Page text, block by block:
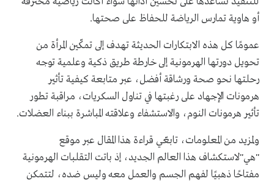
أو هاوية تمارس الرياضة للحفاظ على صحتها.
عمومًا كل هذه الابتكارات الحديثة تهدف إلى تمكّين المرأة من
تحويل دورتها الهرمونية إلى خارطة طريق ذكية وعلمية توجه
رحلتها نحو صحة ورشاقة أفضل، عبر متابعة كيفية تأثير
هرمونات الإجهاد على رغبتها في تناول السكريات، مراقبة تطور
تأثير هرمونات النوم، والاستشفاء وعلاقته المباشرة ببناء العضلات.
ولمزيد من المعلومات، تابعّي قراءة هذا المقال عبر موقع
"هي"لاستكشاف هذا العالم الجديد، إذ باتت التقلبات الهرمونية
مفتاحًا ذهبيًا لفهم الجسم والعمل معه وليس ضده، لتتمكن